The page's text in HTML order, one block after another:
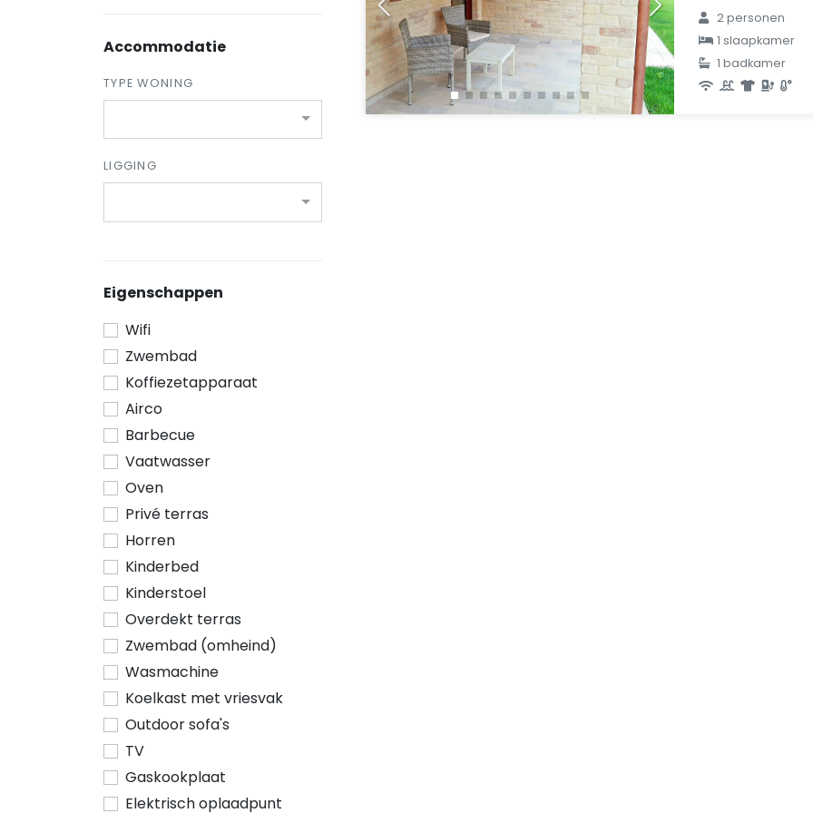
Accommodatie
TYPE WONING
LIGGING
Eigenschappen
Wifi
Zwembad
Koffiezetapparaat
Airco
Barbecue
Vaatwasser
Oven
Privé terras
Horren
Kinderbed
Kinderstoel
Overdekt terras
Zwembad (omheind)
Wasmachine
Koelkast met vriesvak
Outdoor sofa's
TV
Gaskookplaat
Elektrisch oplaadpunt
2 personen
1 slaapkamer
1 badkamer